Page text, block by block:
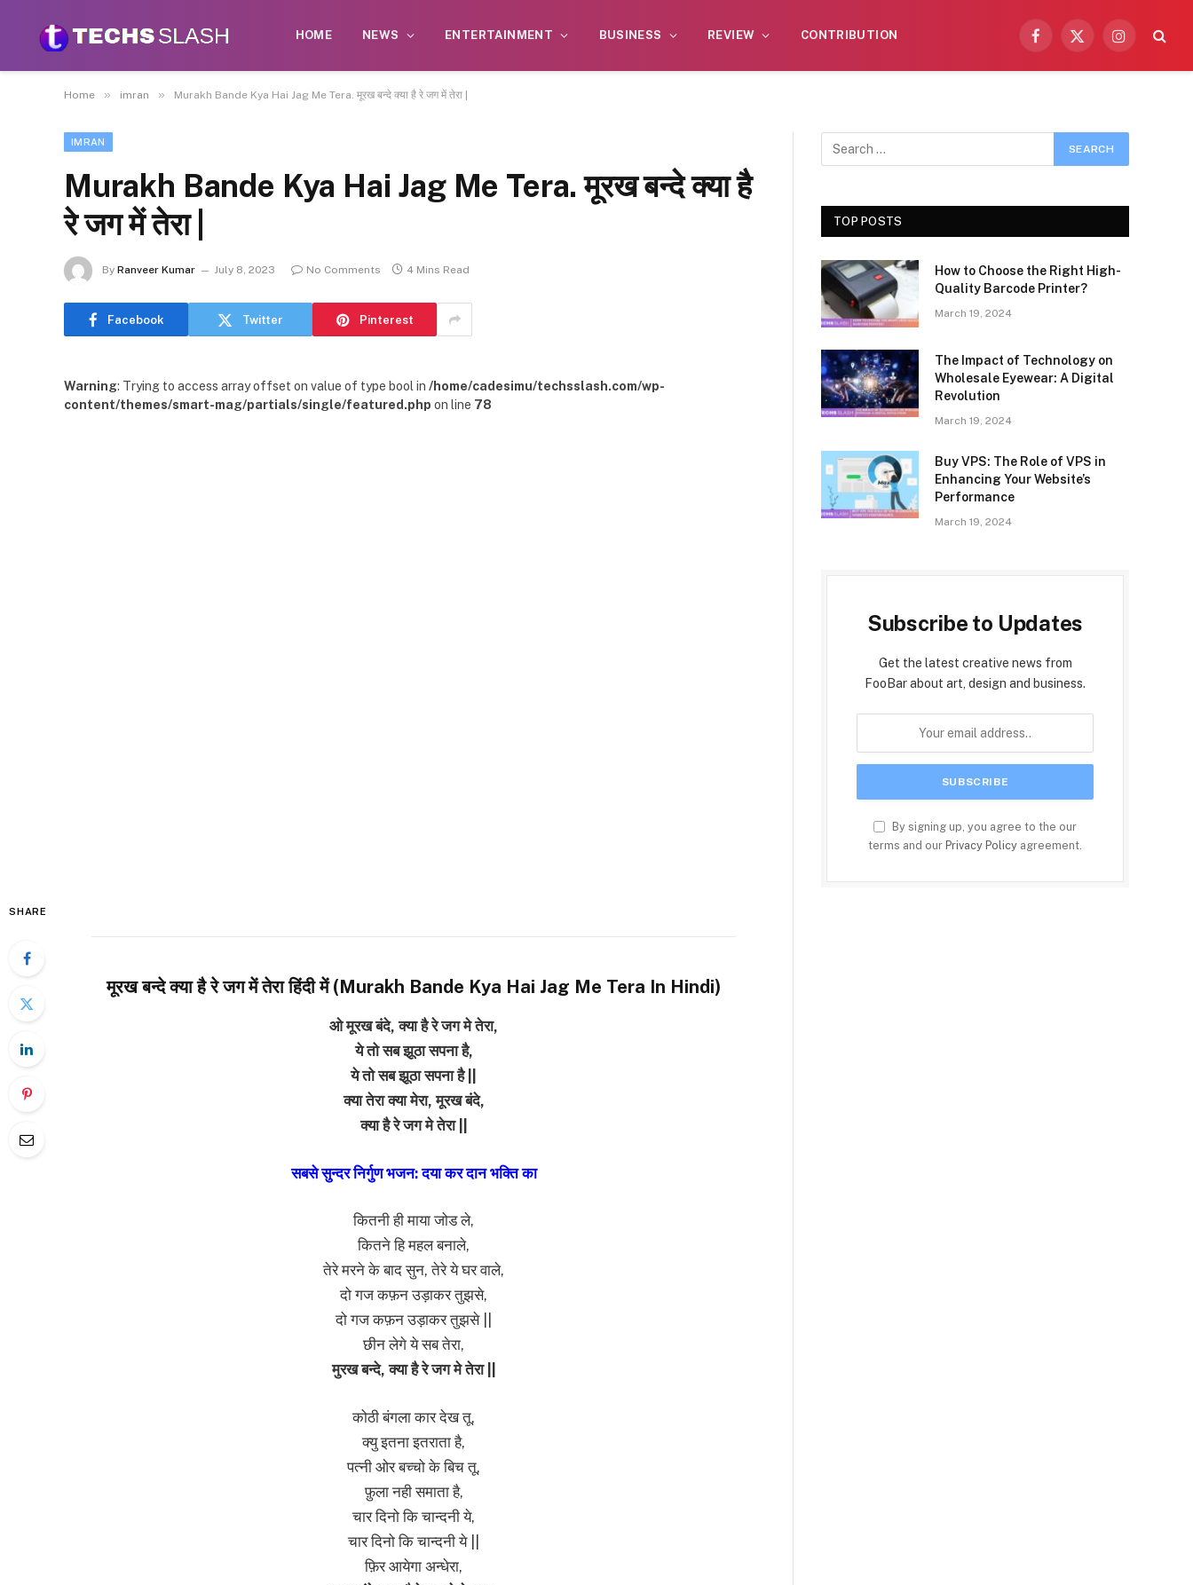
HOME NEWS ENTERTAINMENT BUSINESS REVIEW CONTRIBUTION
Facebook
X
Instagram
Home » imran » Murakh Bande Kya Hai Jag Me Tera. मूरख बन्दे क्या है रे जग में तेरा |
IMRAN
Murakh Bande Kya Hai Jag Me Tera. मूरख बन्दे क्या है
रे जग में तेरा |
By Ranveer Kumar July 8, 2023 No Comments 4 Mins Read
Facebook Twitter Pinterest
Warning: Trying to access array offset on value of type bool in /home/cadesimu/techsslash.com/wp-
content/themes/smart-mag/partials/single/featured.php on line 78
SHARE
मूरख बन्दे क्या है रे जग में तेरा हिंदी में (Murakh Bande Kya Hai Jag Me Tera In Hindi)
ओ मूरख बंदे, क्या है रे जग मे तेरा,
ये तो सब झूठा सपना है,
ये तो सब झूठा सपना है ||
क्या तेरा क्या मेरा, मूरख बंदे,
क्या है रे जग मे तेरा ||
सबसे सुन्दर निर्गुण भजन: दया कर दान भक्ति का
कितनी ही माया जोड ले,
कितने हि महल बनाले,
तेरे मरने के बाद सुन, तेरे ये घर वाले,
दो गज कफ़न उड़ाकर तुझसे,
दो गज कफ़न उड़ाकर तुझसे ||
छीन लेगे ये सब तेरा,
मुरख बन्दे, क्या है रे जग मे तेरा ||
कोठी बंगला कार देख तू,
क्यु इतना इतराता है,
पत्नी ओर बच्चो के बिच तू,
फ़ुला नही समाता है,
चार दिनो कि चान्दनी ये,
चार दिनो कि चान्दनी ये ||
फ़िर आयेगा अन्धेरा,
TOP POSTS
How to Choose the Right High-
Quality Barcode Printer?
March 19, 2024
The Impact of Technology on
Wholesale Eyewear: A Digital
Revolution
March 19, 2024
Buy VPS: The Role of VPS in
Enhancing Your Website’s
Performance
March 19, 2024
Subscribe to Updates
Get the latest creative news from
FooBar about art, design and business.
By signing up, you agree to the our
terms and our Privacy Policy agreement.